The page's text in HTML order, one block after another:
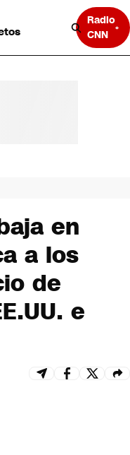
Radio
CNN
en
a los
de
e